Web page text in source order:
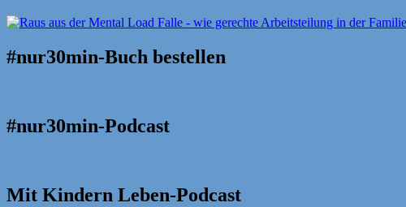
#nur30min-Buch bestellen
#nur30min-Podcast
Mit Kindern Leben-Podcast